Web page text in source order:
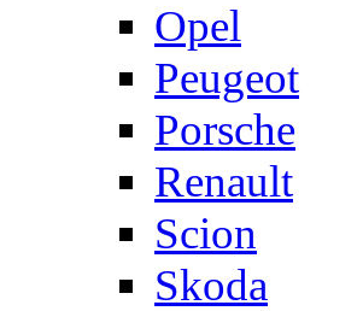
Opel
Peugeot
Porsche
Renault
Scion
Skoda